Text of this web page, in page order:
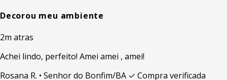
Decorou meu ambiente
2m atras
Achei lindo, perfeito! Amei amei , amei!
Rosana R. • Senhor do Bonfim/BA ✓ Compra verificada